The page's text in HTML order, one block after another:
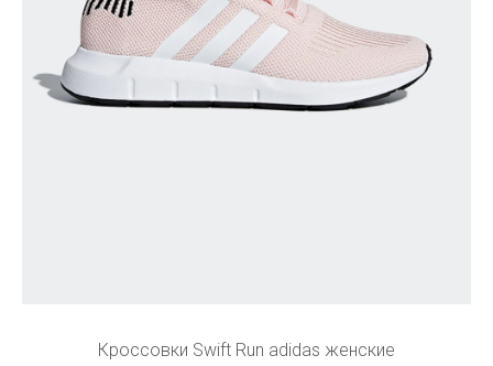
Кроссовки Swift Run adidas женские